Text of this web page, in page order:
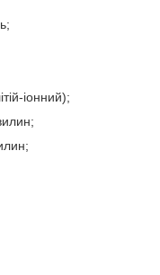
іонний);